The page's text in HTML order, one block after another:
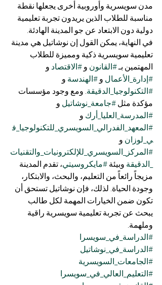
مدن سويسرية وأوروبية أخرى يجعلها نقطة
مناسبة للطلاب الذين يريدون تجربة تعليمية
دولية دون الابتعاد عن جو المدينة الهادئة.
في النهاية، يمكن القول إن نوشاتيل هي مدينة
تعليمية سويسرية ذكية ومميزة للطلاب
المهتمين بـ #القانون و #الاقتصاد و
#إدارة_الأعمال و #الهندسة و
#التكنولوجيا_الدقيقة. ومع وجود مؤسسات
مؤكدة مثل #جامعة_نوشاتيل و
#المدرسة_العليا_أرك و
#المعهد_الفدرالي_السويسري_للتكنولوجيا_ف
ي_لوزان و
#المركز_السويسري_للإلكترونيات_والتقنيات
_الدقيقة وبيئة #مايكروسيتي، تقدم المدينة
مزيجاً رائعاً من التعليم، والبحث، والابتكار،
وجودة الحياة. لذلك، فإن نوشاتيل تستحق أن
تكون ضمن الخيارات المهمة لكل طالب
يبحث عن تجربة تعليمية سويسرية راقية
وملهمة.
#الدراسة_في_سويسرا
#الدراسة_في_نوشاتيل
#الجامعات_السويسرية
#التعليم_العالي_في_سويسرا